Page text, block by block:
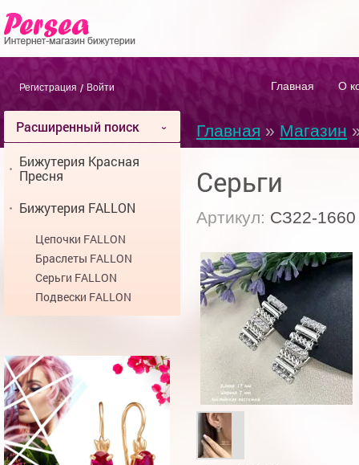
Регистрация / Войти Главная О
Главная » Магазин
Серьги
Артикул: СЗ22-1660
Расширенный поиск
Бижутерия Красная
Пресня
Бижутерия FALLON
Цепочки FALLON
Браслеты FALLON
Серьги FALLON
Подвески FALLON